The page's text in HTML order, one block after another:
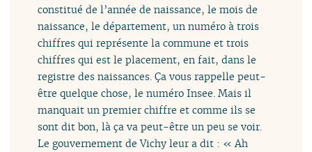
constitué de l’année de naissance, le mois de
naissance, le département, un numéro à trois
chiffres qui représente la commune et trois
chiffres qui est le placement, en fait, dans le
registre des naissances. Ça vous rappelle peut-
être quelque chose, le numéro Insee. Mais il
manquait un premier chiffre et comme ils se
sont dit bon, là ça va peut-être un peu se voir.
Le gouvernement de Vichy leur a dit : « Ah